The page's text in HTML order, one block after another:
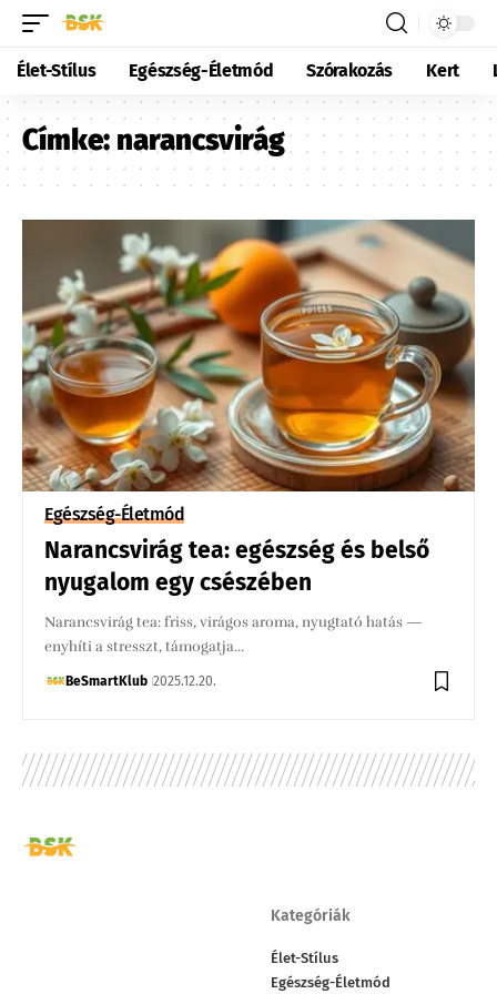
Élet-Stílus Egészség-Életmód Szórakozás Kert
Címke: narancsvirág
Egészség-Életmód
Narancsvirág tea: egészség és belső
nyugalom egy csészében
Narancsvirág tea: friss, virágos aroma, nyugtató hatás —
enyhíti a stresszt, támogatja…
BeSmartKlub 2025.12.20.
Kategóriák
Élet-Stílus
Egészség-Életmód